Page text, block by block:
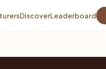
DiscoverLeaderboard